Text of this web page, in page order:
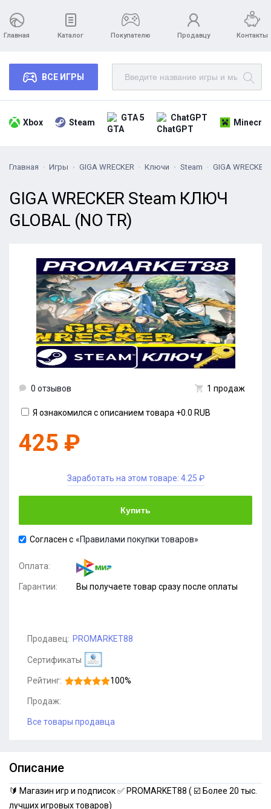
Главная Каталог Покупателю Продавцу Контакты
ВСЕ ИГРЫ
Xbox Steam GTA 5 ChatGPT
Главная Игры GIGA WRECKER Ключи Steam GIGA
GIGA WRECKER Steam КЛЮЧ
GLOBAL (NO TR)
0 отзывов 1 продаж
Я ознакомился с описанием товара +0.0 RUB
425 ₽
Заработать на этом товаре: 4.25 ₽
Купить
Согласен с «Правилами покупки товаров»
Оплата:
Гарантии: Вы получаете товар сразу после оплаты
Продавец: PROMARKET88
Сертификаты
Рейтинг: 100%
Продаж:
Все товары продавца
Описание
🔰 Магазин игр и подписок ✅ PROMARKET88 ( ☑️ Более 20 тыс.
лучших игровых товаров)